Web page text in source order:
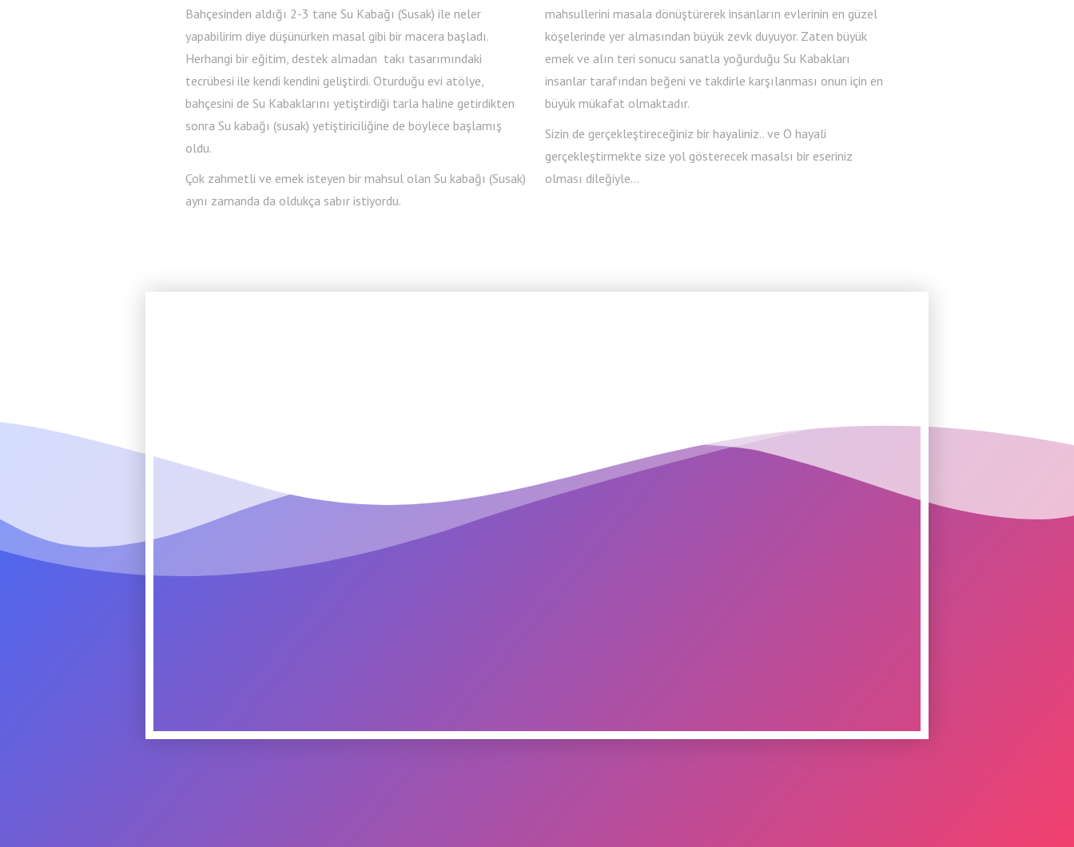
Bahçesinden aldığı 2-3 tane Su Kabağı (Susak) ile neler
yapabilirim diye düşünürken masal gibi bir macera başladı.
Herhangi bir eğitim, destek almadan takı tasarımındaki
tecrübesi ile kendi kendini geliştirdi. Oturduğu evi atölye,
bahçesini de Su Kabaklarını yetiştirdiği tarla haline getirdikten
sonra Su kabağı (susak) yetiştiriciliğine de böylece başlamış
oldu.
Çok zahmetli ve emek isteyen bir mahsul olan Su kabağı (Susak)
aynı zamanda da oldukça sabır istiyordu.
mahsullerini masala dönüştürerek insanların evlerinin en güzel
köşelerinde yer almasından büyük zevk duyuyor. Zaten büyük
emek ve alın teri sonucu sanatla yoğurduğu Su Kabakları
insanlar tarafından beğeni ve takdirle karşılanması onun için en
büyük mükafat olmaktadır.
Sizin de gerçekleştireceğiniz bir hayaliniz.. ve O hayali
gerçekleştirmekte size yol gösterecek masalsı bir eseriniz
olması dileğiyle…